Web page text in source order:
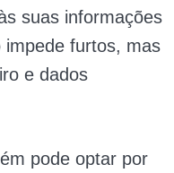
suas informações
impede furtos, mas
e dados
pode optar por